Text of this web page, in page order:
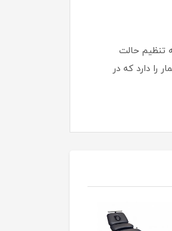
می‌توان به تنظیم حالت
را دارد که در